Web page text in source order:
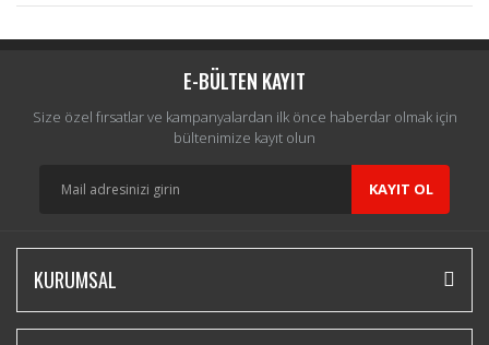
Yorum Yaz
E-BÜLTEN KAYIT
Size özel fırsatlar ve kampanyalardan ilk önce haberdar olmak için
bültenimize kayıt olun
KAYIT OL
KURUMSAL